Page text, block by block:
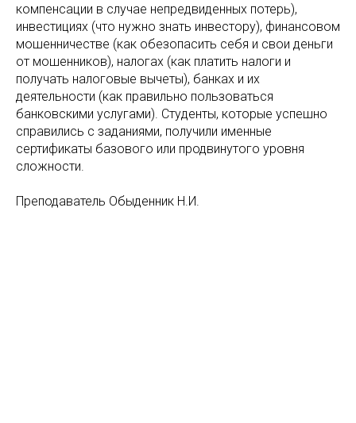
компенсации в случае непредвиденных потерь),
инвестициях (что нужно знать инвестору), финансовом
мошенничестве (как обезопасить себя и свои деньги
от мошенников), налогах (как платить налоги и
получать налоговые вычеты), банках и их
деятельности (как правильно пользоваться
банковскими услугами). Студенты, которые успешно
справились с заданиями, получили именные
сертификаты базового или продвинутого уровня
сложности.
Преподаватель Обыденник Н.И.